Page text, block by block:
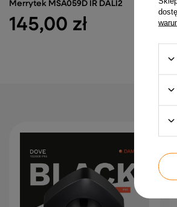
Merrytek MSA059D IR DALI2
145,00 zł